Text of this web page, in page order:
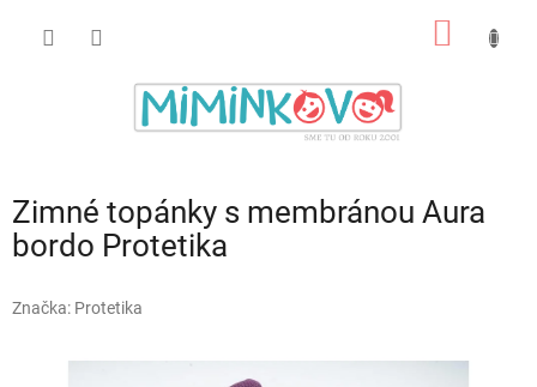
Zimné topánky s membránou Aura
bordo Protetika
Značka: Protetika